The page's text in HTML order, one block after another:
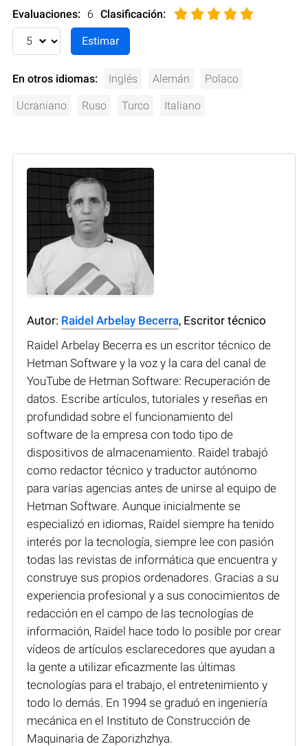
Evaluaciones: 6 Clasificación:
En otros idiomas: Inglés Alemán Polaco
Ucraniano Ruso Turco Italiano
Autor: Raidel Arbelay Becerra, Escritor técnico
Raidel Arbelay Becerra es un escritor técnico de
Hetman Software y la voz y la cara del canal de
YouTube de Hetman Software: Recuperación de
datos. Escribe artículos, tutoriales y reseñas en
profundidad sobre el funcionamiento del
software de la empresa con todo tipo de
dispositivos de almacenamiento. Raidel trabajó
como redactor técnico y traductor autónomo
para varias agencias antes de unirse al equipo de
Hetman Software. Aunque inicialmente se
especializó en idiomas, Raidel siempre ha tenido
interés por la tecnología, siempre lee con pasión
todas las revistas de informática que encuentra y
construye sus propios ordenadores. Gracias a su
experiencia profesional y a sus conocimientos de
redacción en el campo de las tecnologías de
información, Raidel hace todo lo posible por crear
vídeos de artículos esclarecedores que ayudan a
la gente a utilizar eficazmente las últimas
tecnologías para el trabajo, el entretenimiento y
todo lo demás. En 1994 se graduó en ingeniería
mecánica en el Instituto de Construcción de
Maquinaria de Zaporizhzhya.